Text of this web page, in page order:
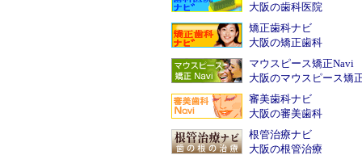
大阪の歯科医院
矯正歯科ナビ
大阪の矯正歯科
マウスピース矯正Navi
大阪のマウスピース矯
審美歯科ナビ
大阪の審美歯科
根管治療ナビ
大阪の根管治療